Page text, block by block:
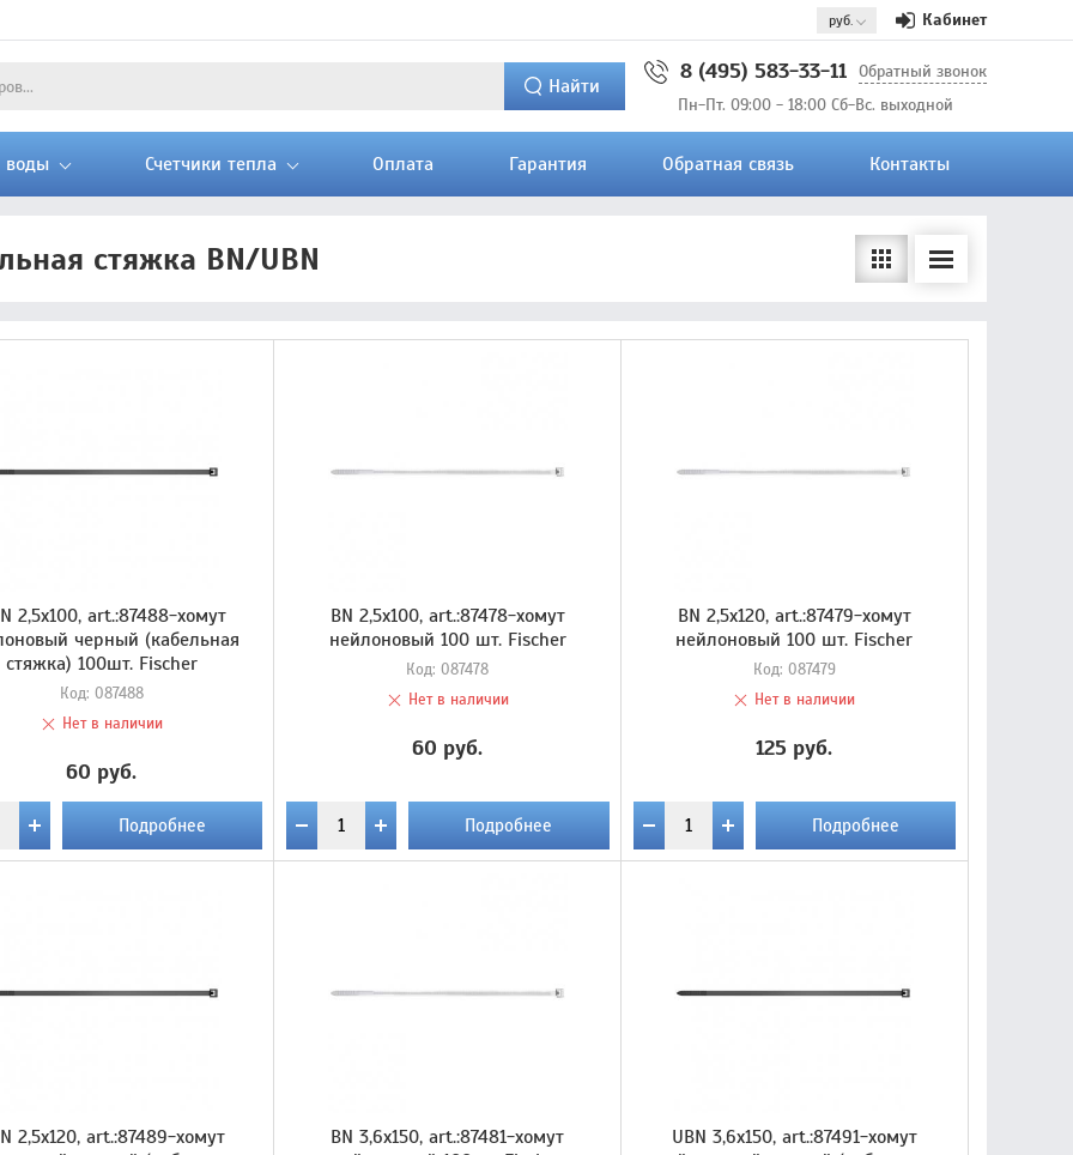
Кабинет
Найти
8 (495) 583-33-11 Обратный звонок
Пн-Пт. 09:00 - 18:00 Сб-Вс. выходной
воды Счетчики тепла Оплата Гарантия Обратная связь Контакты
стяжка BN/UBN
2,5х100, art.:87488-хомут
черный (кабельная
стяжка) 100шт. Fischer
Код: 087488
Нет в наличии
60 руб.
Подробнее
BN 2,5х100, art.:87478-хомут
нейлоновый 100 шт. Fischer
Код:087478
Нет в наличии
60 руб.
Подробнее
BN 2,5х120, art.:87479-хомут
нейлоновый 100 шт. Fischer
Код: 087479
Нет в наличии
125 руб.
Подробнее
2,5х120, art.:87489-хомут
BN 3,6х150, art.:87481-хомут
UBN 3,6х150, art.:87491-хомут